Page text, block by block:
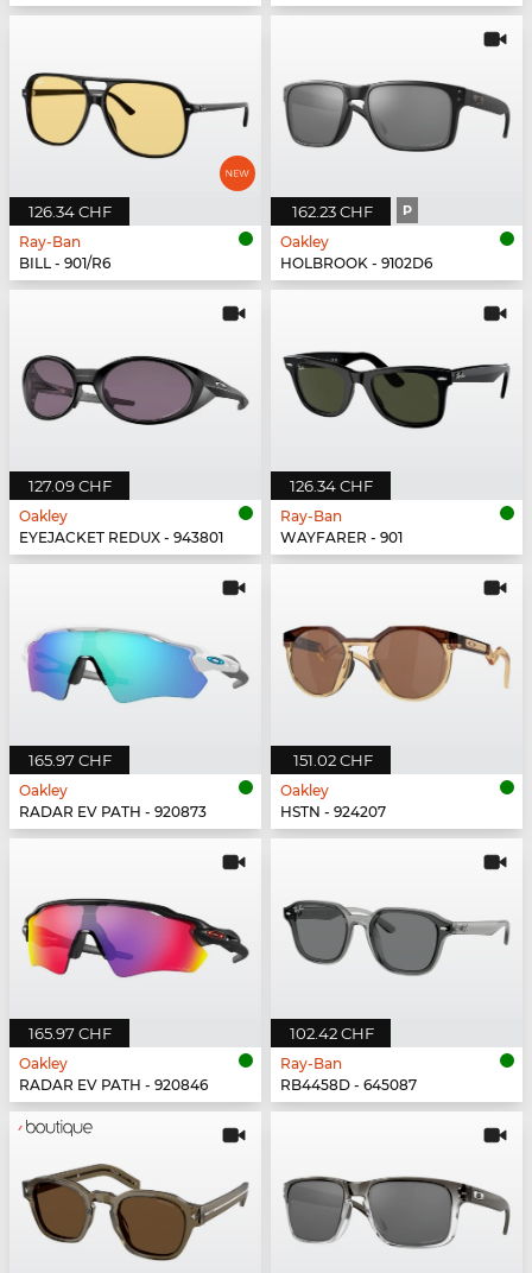
126.34 CHF
Ray-Ban
BILL - 901/R6
162.23 CHF P
Oakley
HOLBROOK - 9102D6
127.09 CHF
Oakley
EYEJACKET REDUX - 943801
126.34 CHF
Ray-Ban
WAYFARER - 901
165.97 CHF
Oakley
RADAR EV PATH - 920873
151.02 CHF
Oakley
HSTN - 924207
165.97 CHF
Oakley
RADAR EV PATH - 920846
102.42 CHF
Ray-Ban
RB4458D - 645087